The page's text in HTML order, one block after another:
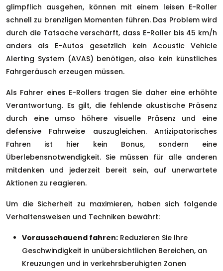
glimpflich ausgehen, können mit einem leisen E-Roller
schnell zu brenzligen Momenten führen. Das Problem wird
durch die Tatsache verschärft, dass E-Roller bis 45 km/h
anders als E-Autos gesetzlich kein Acoustic Vehicle
Alerting System (AVAS) benötigen, also kein künstliches
Fahrgeräusch erzeugen müssen.
Als Fahrer eines E-Rollers tragen Sie daher eine erhöhte
Verantwortung. Es gilt, die fehlende akustische Präsenz
durch eine umso höhere visuelle Präsenz und eine
defensive Fahrweise auszugleichen. Antizipatorisches
Fahren ist hier kein Bonus, sondern eine
Überlebensnotwendigkeit. Sie müssen für alle anderen
mitdenken und jederzeit bereit sein, auf unerwartete
Aktionen zu reagieren.
Um die Sicherheit zu maximieren, haben sich folgende
Verhaltensweisen und Techniken bewährt:
Vorausschauend fahren: Reduzieren Sie Ihre
Geschwindigkeit in unübersichtlichen Bereichen, an
Kreuzungen und in verkehrsberuhigten Zonen